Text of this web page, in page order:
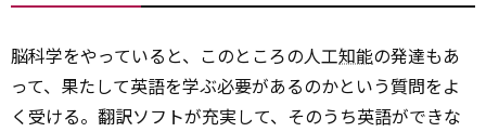
脳科学をやっていると、このところの人工知能の発達もあ
って、果たして英語を学ぶ必要があるのかという質問をよ
く受ける。翻訳ソフトが充実して、そのうち英語ができな